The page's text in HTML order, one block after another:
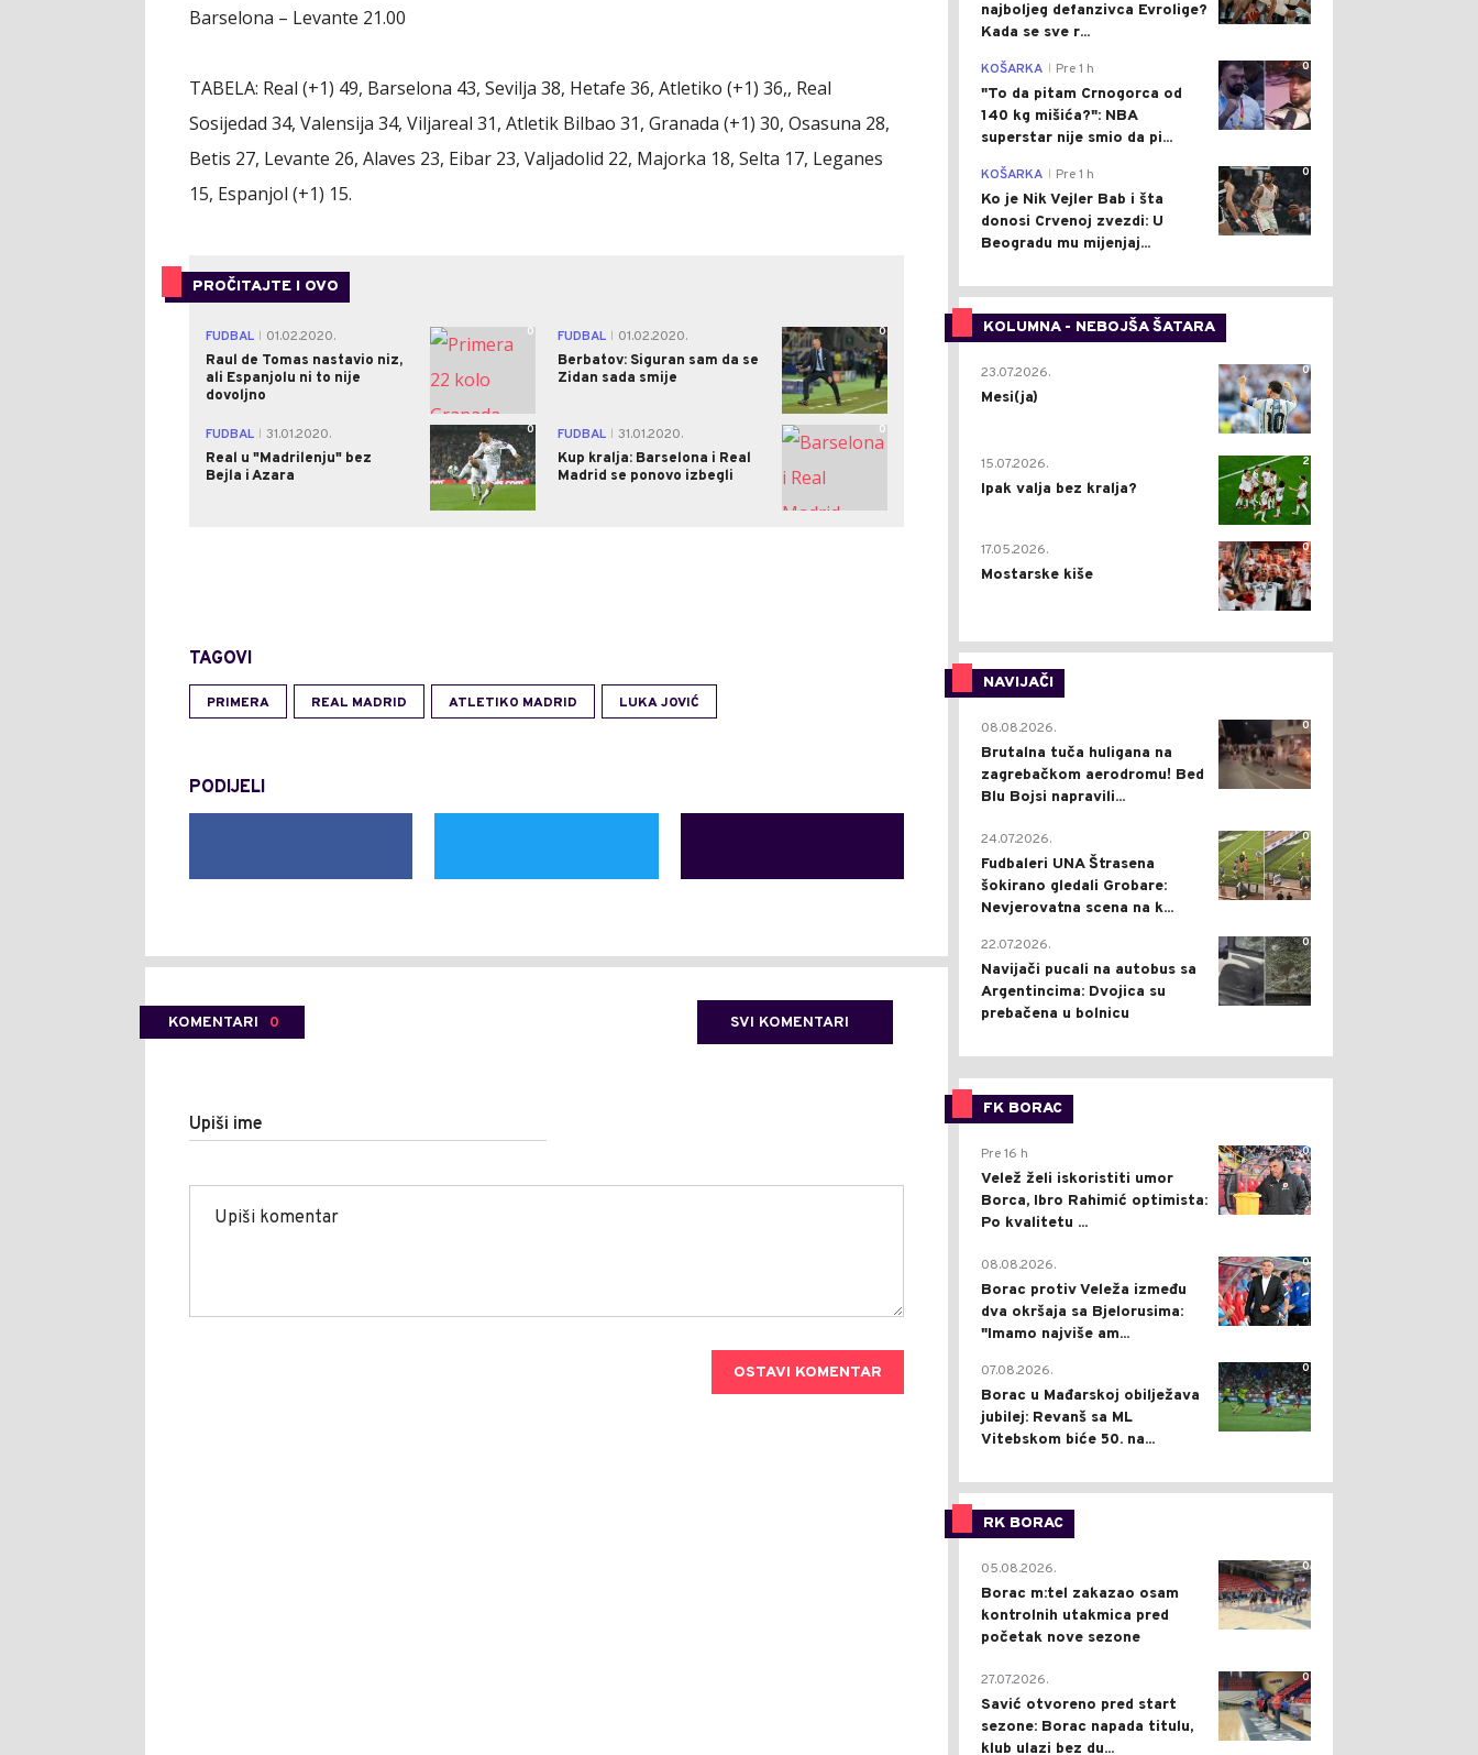
Barselona – Levante 21.00
TABELA: Real (+1) 49, Barselona 43, Sevilja 38, Hetafe 36, Atletiko (+1) 36,, Real
Sosijedad 34, Valensija 34, Viljareal 31, Atletik Bilbao 31, Granada (+1) 30, Osasuna 28,
Betis 27, Levante 26, Alaves 23, Eibar 23, Valjadolid 22, Majorka 18, Selta 17, Leganes
15, Espanjol (+1) 15.
PROČITAJTE I OVO
FUDBAL
01.02.2020.
Raul de Tomas nastavio niz,
ali Espanjolu ni to nije
dovoljno
0 FUDBAL
01.02.2020.
Berbatov: Siguran sam da se
Zidan sada smije
0
FUDBAL
31.01.2020.
Real u "Madrilenju" bez
Bejla i Azara
0 FUDBAL
31.01.2020.
Kup kralja: Barselona i Real
Madrid se ponovo izbegli
0
TAGOVI
PRIMERA REAL MADRID ATLETIKO MADRID LUKA JOVIĆ
PODIJELI
KOMENTARI 0 SVI KOMENTARI
Upiši ime
OSTAVI KOMENTAR
najboljeg defanzivca Evrolige?
Kada se sve r...
0
KOŠARKA Pre 1 h
"To da pitam Crnogorca od
140 kg mišića?": NBA
superstar nije smio da pi...
0
KOŠARKA Pre 1 h
Ko je Nik Vejler Bab i šta
donosi Crvenoj zvezdi: U
Beogradu mu mijenjaj...
KOLUMNA - NEBOJŠA ŠATARA
0
23.07.2026.
Mesi(ja)
2
15.07.2026.
Ipak valja bez kralja?
0
17.05.2026.
Mostarske kiše
NAVIJAČI
0
08.08.2026.
Brutalna tuča huligana na
zagrebačkom aerodromu! Bed
Blu Bojsi napravili...
0
24.07.2026.
Fudbaleri UNA Štrasena
šokirano gledali Grobare:
Nevjerovatna scena na k...
0
22.07.2026.
Navijači pucali na autobus sa
Argentincima: Dvojica su
prebačena u bolnicu
FK BORAC
0
Pre 16 h
Velež želi iskoristiti umor
Borca, Ibro Rahimić optimista:
Po kvalitetu ...
0
08.08.2026.
Borac protiv Veleža između
dva okršaja sa Bjelorusima:
"Imamo najviše am...
0
07.08.2026.
Borac u Mađarskoj obilježava
jubilej: Revanš sa ML
Vitebskom biće 50. na...
RK BORAC
0
05.08.2026.
Borac m:tel zakazao osam
kontrolnih utakmica pred
početak nove sezone
0
27.07.2026.
Savić otvoreno pred start
sezone: Borac napada titulu,
klub ulazi bez du...